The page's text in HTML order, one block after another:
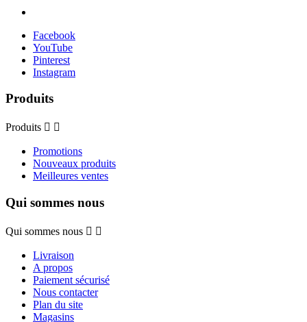
Facebook
YouTube
Pinterest
Instagram
Produits
Produits  
Promotions
Nouveaux produits
Meilleures ventes
Qui sommes nous
Qui sommes nous  
Livraison
A propos
Paiement sécurisé
Nous contacter
Plan du site
Magasins